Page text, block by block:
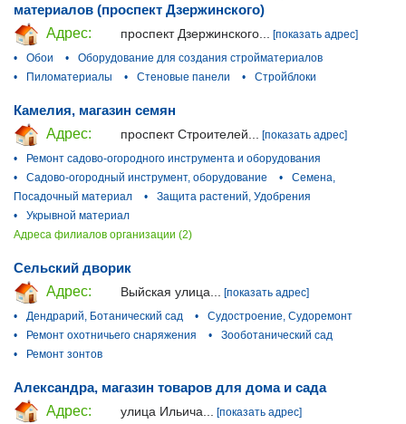
материалов (проспект Дзержинского)
Адрес:
проспект Дзержинского... [показать адрес]
•
Обои •
Оборудование для создания стройматериалов
•
Пиломатериалы • Стеновые панели • Стройблоки
Камелия, магазин семян
Адрес:
проспект Строителей...
[показать адрес]
•
Ремонт садово-огородного инструмента и оборудования
•
Садово-огородный инструмент, оборудование •
Семена,
Посадочный материал
•
Защита растений, Удобрения
•
Укрывной материал
Адреса филиалов организации (2)
Сельский дворик
Адрес:
Выйская улица...
[показать адрес]
•
Дендрарий, Ботанический сад •
Судостроение, Судоремонт
•
Ремонт охотничьего снаряжения •
Зооботанический сад
•
Ремонт зонтов
Александра, магазин товаров для дома и сада
Адрес:
улица Ильича...
[показать адрес]